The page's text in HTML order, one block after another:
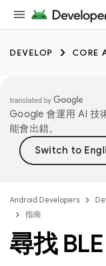
DEVELOP CORE
Google 會運用 AI 技
能會出錯。
Android Developers
指南
尋找